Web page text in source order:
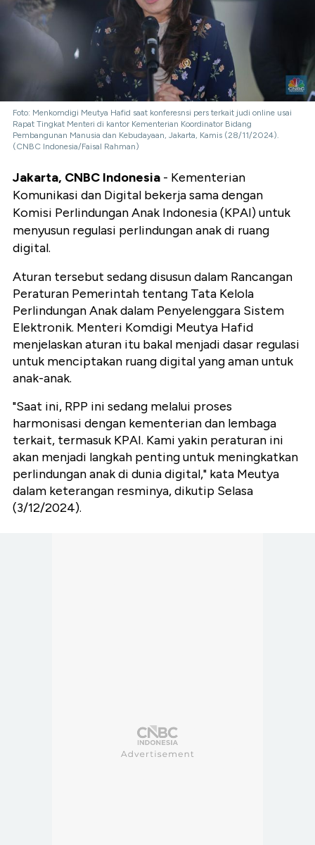
Foto: Menkomdigi Meutya Hafid saat konferesnsi pers terkait judi online usai
Rapat Tingkat Menteri di kantor Kementerian Koordinator Bidang
Pembangunan Manusia dan Kebudayaan, Jakarta, Kamis (28/11/2024).
(CNBC Indonesia/Faisal Rahman)
Jakarta, CNBC Indonesia - Kementerian
Komunikasi dan Digital bekerja sama dengan
Komisi Perlindungan Anak Indonesia (KPAI) untuk
menyusun regulasi perlindungan anak di ruang
digital.
Aturan tersebut sedang disusun dalam Rancangan
Peraturan Pemerintah tentang Tata Kelola
Perlindungan Anak dalam Penyelenggara Sistem
Elektronik. Menteri Komdigi Meutya Hafid
menjelaskan aturan itu bakal menjadi dasar regulasi
untuk menciptakan ruang digital yang aman untuk
anak-anak.
"Saat ini, RPP ini sedang melalui proses
harmonisasi dengan kementerian dan lembaga
terkait, termasuk KPAI. Kami yakin peraturan ini
akan menjadi langkah penting untuk meningkatkan
perlindungan anak di dunia digital," kata Meutya
dalam keterangan resminya, dikutip Selasa
(3/12/2024).